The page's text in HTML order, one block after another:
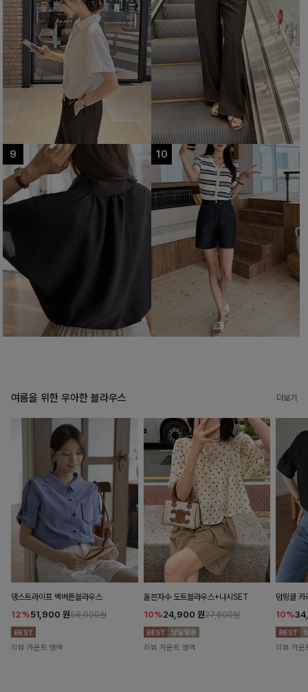
여름을 위한 우아한 블라우스 더보기
댕스트라이프 백버튼블라우스
12%51,900 원58,900원
리뷰 카운트 영역
율븐자수 도트블라우스+나시SET
10%24,900 원27,600원
리뷰 카운트 영역
덤링클 카
10%
리뷰 카운